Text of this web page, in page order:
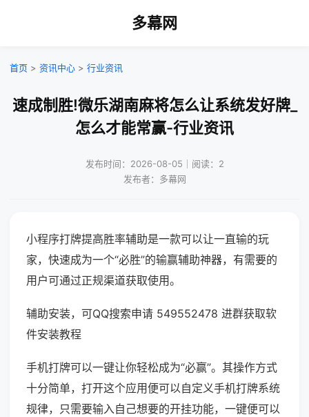
多幕网
首页 > 资讯中心 > 行业资讯
速成制胜!微乐湖南麻将怎么让系统发好牌_
怎么才能常赢-行业资讯
发布时间：2026-08-05｜阅读：2
发布者：多幕网
小程序打牌提高胜率辅助是一款可以让一直输的玩
家，快速成为一个“必胜”的输赢辅助神器，有需要的
用户可通过正规渠道获取使用。
辅助安装，可QQ搜索申请 549552478 进群获取软
件安装教程
手机打牌可以一键让你轻松成为“必赢”。其操作方式
十分简单，打开这个应用便可以自定义手机打牌系统
规律，只需要输入自己想要的开挂功能，一键便可以